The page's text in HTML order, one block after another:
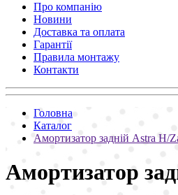
Про компанію
Новини
Доставка та оплата
Гарантії
Правила монтажу
Контакти
Головна
Каталог
Амортизатор задній Astra H/
Амортизатор